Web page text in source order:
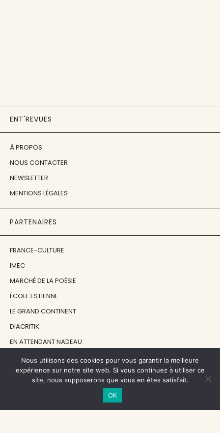
ENT'REVUES
À PROPOS
NOUS CONTACTER
NEWSLETTER
MENTIONS LÉGALES
PARTENAIRES
FRANCE-CULTURE
IMEC
MARCHÉ DE LA POÉSIE
ÉCOLE ESTIENNE
LE GRAND CONTINENT
DIACRITIK
EN ATTENDANT NADEAU
NOS SOUTIENS
Nous utilisons des cookies pour vous garantir la meilleure
expérience sur notre site web. Si vous continuez à utiliser ce
site, nous supposerons que vous en êtes satisfait.
OK